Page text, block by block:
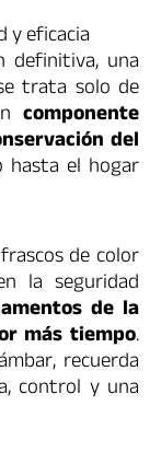
y eficacia
definitiva, una
trata solo de
componente
del
hasta el hogar
de color
la seguridad
de la
más tiempo.
recuerda
control y una